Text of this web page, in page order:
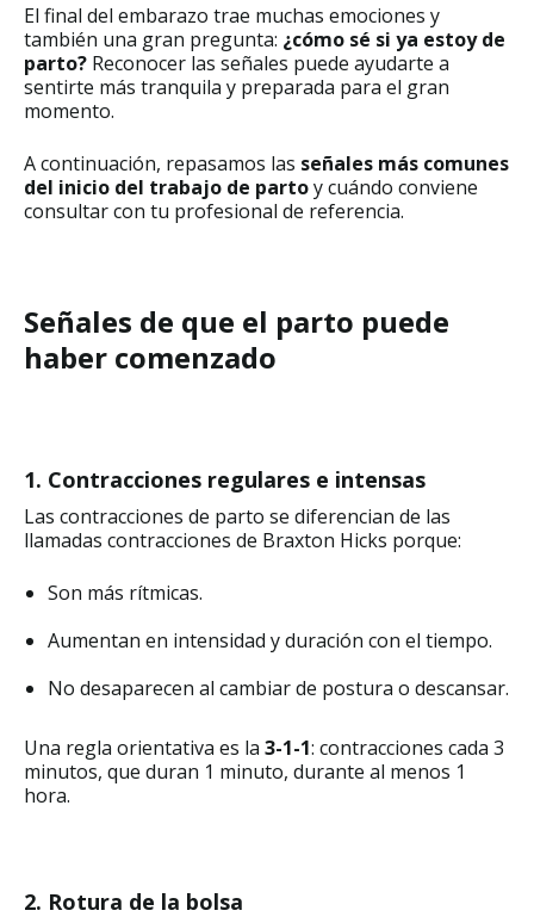
El final del embarazo trae muchas emociones y
también una gran pregunta: ¿cómo sé si ya estoy de
parto? Reconocer las señales puede ayudarte a
sentirte más tranquila y preparada para el gran
momento.
A continuación, repasamos las señales más comunes
del inicio del trabajo de partoy cuándo conviene
consultar con tu profesional de referencia.
Señales de que el parto puede
haber comenzado
1. Contracciones regulares e intensas
Las contracciones de parto se diferencian de las
llamadas contracciones de Braxton Hicks porque:
Son más rítmicas.
Aumentan en intensidad y duración con el tiempo.
No desaparecen al cambiar de postura o descansar.
Una regla orientativa es la 3-1-1: contracciones cada 3
minutos, que duran 1 minuto, durante al menos 1
hora.
2. Rotura de la bolsa